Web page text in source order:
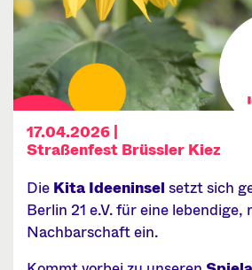
17.04.2026 |
Straßenfest Brüssler Kiez
Die Kita Ideeninsel setzt sich
Berlin 21 e.V. für eine lebendige,
Nachbarschaft ein.